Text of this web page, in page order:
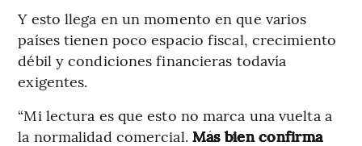
Y esto llega en un momento en que varios
países tienen poco espacio fiscal, crecimiento
débil y condiciones financieras todavía
exigentes.
“Mi lectura es que esto no marca una vuelta a
la normalidad comercial. Más bien confirma